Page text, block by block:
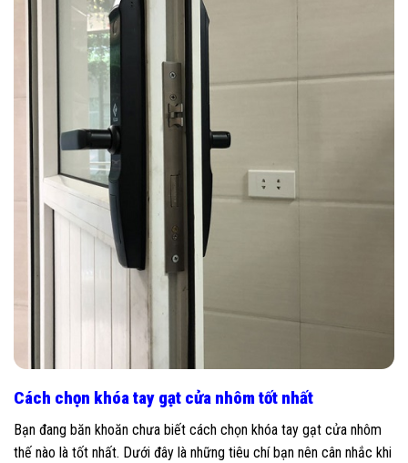
Cách chọn khóa tay gạt cửa nhôm tốt nhất
Bạn đang băn khoăn chưa biết cách chọn khóa tay gạt cửa nhôm
thế nào là tốt nhất. Dưới đây là những tiêu chí bạn nên cân nhắc khi